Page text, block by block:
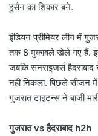
हुसैन का शिकार बने.
इंडियन प्रीमियर लीग में
तक 8 मुकाबले खेले गए हैं. इस
जबकि सनराइजर्स
नहीं निकला. पिछले सीजन
गुजरात टाइटन्स ने बाजी
गुजरात vs हैदराबाद h2h